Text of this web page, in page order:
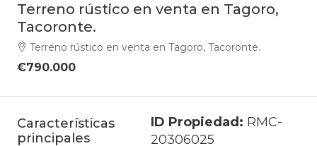
Terreno rústico en venta en Tagoro,
Tacoronte.
Terreno rústico en venta en Tagoro, Tacoronte.
€790.000
Características
principales
ID Propiedad: RMC-
20306025